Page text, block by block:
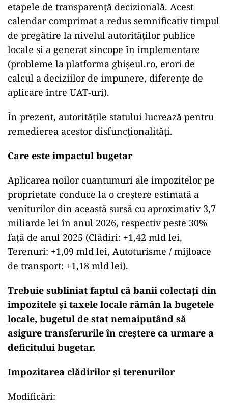
etapele de transparență decizională. Acest
calendar comprimat a redus semnificativ timpul
de pregătire la nivelul autorităților publice
locale și a generat sincope în implementare
(probleme la platforma ghișeul.ro, erori de
calcul a deciziilor de impunere, diferențe de
aplicare între UAT-uri).
În prezent, autoritățile statului lucrează pentru
remedierea acestor disfuncționalități.
Care este impactul bugetar
Aplicarea noilor cuantumuri ale impozitelor pe
proprietate conduce la o creștere estimată a
veniturilor din această sursă cu aproximativ 3,7
miliarde lei în anul 2026, respectiv peste 30%
față de anul 2025 (Clădiri: +1,42 mld lei,
Terenuri: +1,09 mld lei, Autoturisme / mijloace
de transport: +1,18 mld lei).
Trebuie subliniat faptul că banii colectați din
impozitele și taxele locale rămân la bugetele
locale, bugetul de stat nemaiputând să
asigure transferurile în creștere ca urmare a
deficitului bugetar.
Impozitarea clădirilor și terenurilor
Modificări: